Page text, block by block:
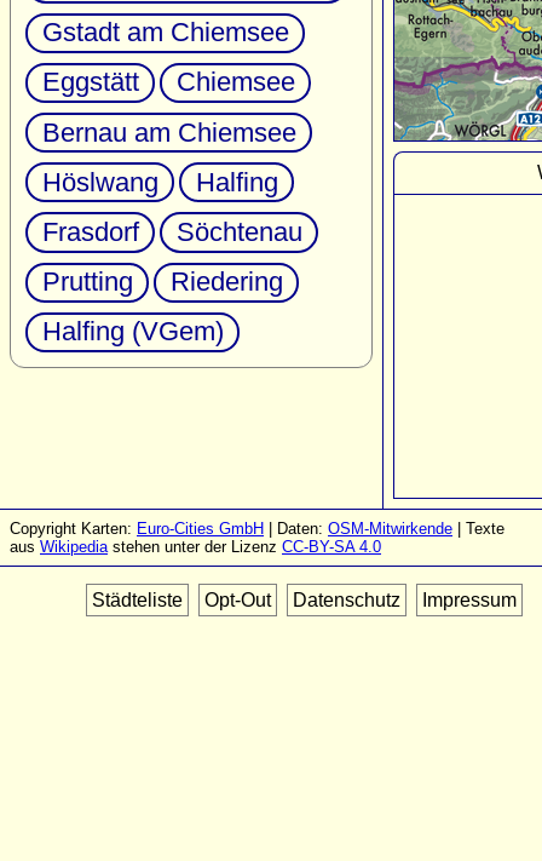
Gstadt am Chiemsee
Eggstätt
Chiemsee
Bernau am Chiemsee
Höslwang
Halfing
Frasdorf
Söchtenau
Prutting
Riedering
Halfing (VGem)
Copyright Karten: Euro-Cities GmbH | Daten: OSM-Mitwirkende | Texte
aus Wikipediastehen unter der Lizenz CC-BY-SA 4.0
Städteliste Opt-Out Datenschutz Impressum